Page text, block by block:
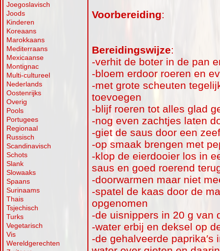
Joegoslavisch
Joods
Kinderen
Koreaans
Marokkaans
Mediterraans
Mexicaanse
Montignac
Multi-cultureel
Nederlands
Oostenrijks
Overig
Pools
Portugees
Regionaal
Russisch
Scandinavisch
Schots
Slank
Slowaaks
Spaans
Surinaams
Thais
Tsjechisch
Turks
Vegetarisch
Vis
Wereldgerechten
Voorbereiding:
Bereidingswijze:
-verhit de boter in de pan
-bloem erdoor roeren en
-met grote scheuten
toevoegen
-blijf roeren tot alles glad
-nog even zachtjes laten
-giet de saus door een
-op smaak brengen met
-klop de eierdooier los in
saus en goed roerend
-doorwarmen maar niet
-spatel de kaas door de
opgenomen
-de uisnippers in 20 g van
-water erbij en deksel op
-de gehalveerde